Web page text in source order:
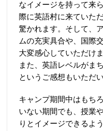
なイメージを持って来
際に英語村に来ていた
驚かれます。そして、
ムの充実具合や、国際
大変感心していただけま
また、英語レベルがま
というご感想もいただ
キャンプ期間中はもち
いない期間でも、授業
りとイメージできるよ